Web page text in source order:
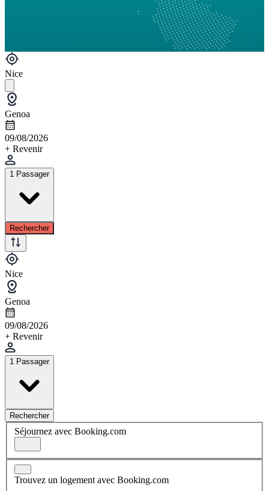
Nice
Genoa
09/08/2026
+ Revenir
1 Passager
Rechercher
Nice
Genoa
09/08/2026
+ Revenir
1 Passager
Rechercher
Séjournez avec Booking.com
Trouvez un logement avec Booking.com